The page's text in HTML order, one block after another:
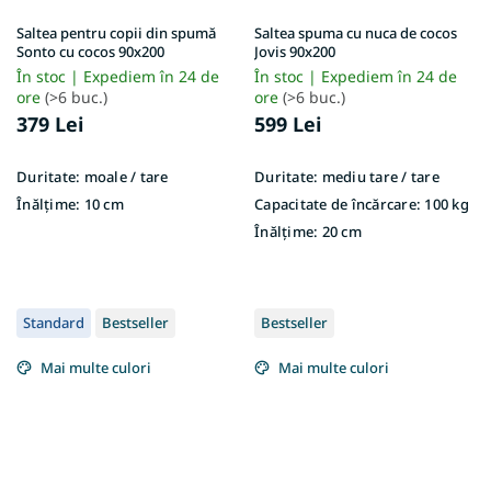
Saltea pentru copii din spumă
Sonto cu cocos 90x200
În stoc | Expediem în 24 de
ore (>6 buc.)
379 Lei
Duritate: moale / tare
Înălțime: 10 cm
Saltea spuma cu nuca de cocos
Jovis 90x200
În stoc | Expediem în 24 de
ore (>6 buc.)
599 Lei
Duritate: mediu tare / tare
Capacitate de încărcare: 100 kg
Înălțime: 20 cm
Standard Bestseller
Mai multe culori
Bestseller
Mai multe culori